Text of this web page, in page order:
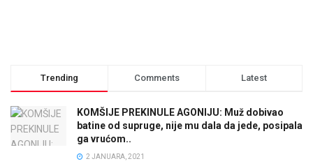
Trending Comments Latest
KOMŠIJE PREKINULE AGONIJU: Muž dobivao
batine od supruge, nije mu dala da jede, posipala
ga vrućom..
2 JANUARA, 2021